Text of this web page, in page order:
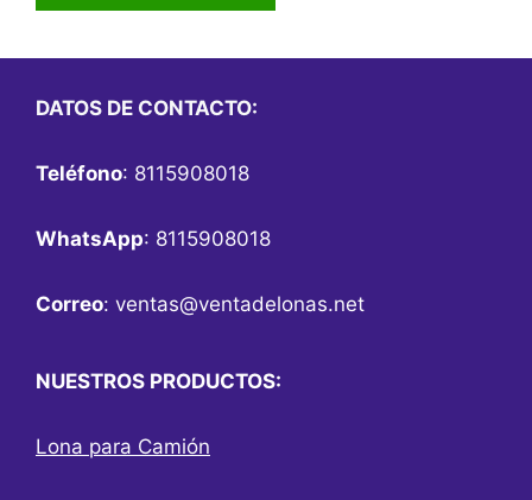
DATOS DE CONTACTO:
Teléfono: 8115908018
WhatsApp: 8115908018
Correo: ventas@ventadelonas.net
NUESTROS PRODUCTOS:
Lona para Camión